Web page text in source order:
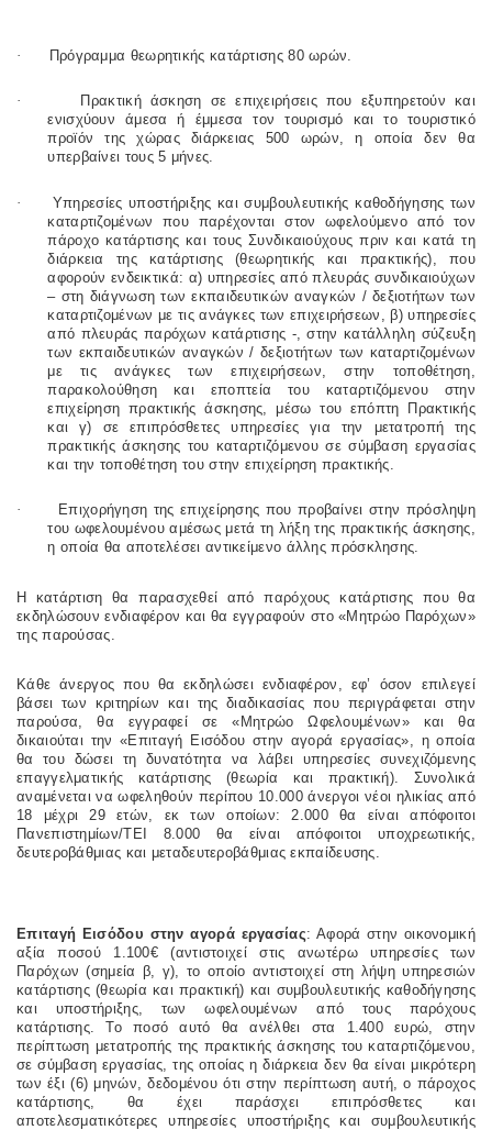
· Πρόγραμμα θεωρητικής κατάρτισης 80 ωρών.
·
Πρακτική άσκηση σε επιχειρήσεις που εξυπηρετούν και
ενισχύουν άμεσα ή έμμεσα τον τουρισμό και το τουριστικό
προϊόν της χώρας διάρκειας 500 ωρών, η οποία δεν θα
υπερβαίνει τους 5 μήνες.
·
Υπηρεσίες υποστήριξης και συμβουλευτικής καθοδήγησης των
καταρτιζομένων που παρέχονται στον ωφελούμενο από τον
πάροχο κατάρτισης και τους Συνδικαιούχους πριν και κατά τη
διάρκεια της κατάρτισης (θεωρητικής και πρακτικής), που
αφορούν ενδεικτικά: α) υπηρεσίες από πλευράς συνδικαιούχων
– στη διάγνωση των εκπαιδευτικών αναγκών / δεξιοτήτων των
καταρτιζομένων με τις ανάγκες των επιχειρήσεων, β) υπηρεσίες
από πλευράς παρόχων κατάρτισης -, στην κατάλληλη σύζευξη
των εκπαιδευτικών αναγκών / δεξιοτήτων των καταρτιζομένων
με τις ανάγκες των επιχειρήσεων, στην τοποθέτηση,
παρακολούθηση και εποπτεία του καταρτιζόμενου στην
επιχείρηση πρακτικής άσκησης, μέσω του επόπτη Πρακτικής
και γ) σε επιπρόσθετες υπηρεσίες για την μετατροπή της
πρακτικής άσκησης του καταρτιζόμενου σε σύμβαση εργασίας
και την τοποθέτηση του στην επιχείρηση πρακτικής.
·
Επιχορήγηση της επιχείρησης που προβαίνει στην πρόσληψη
του ωφελουμένου αμέσως μετά τη λήξη της πρακτικής άσκησης,
η οποία θα αποτελέσει αντικείμενο άλλης πρόσκλησης.
Η κατάρτιση θα παρασχεθεί από παρόχους κατάρτισης που θα
εκδηλώσουν ενδιαφέρον και θα εγγραφούν στο «Μητρώο Παρόχων»
της παρούσας.
Κάθε άνεργος που θα εκδηλώσει ενδιαφέρον, εφ’ όσον επιλεγεί
βάσει των κριτηρίων και της διαδικασίας που περιγράφεται στην
παρούσα, θα εγγραφεί σε «Μητρώο Ωφελουμένων» και θα
δικαιούται την «Επιταγή Εισόδου στην αγορά εργασίας», η οποία
θα του δώσει τη δυνατότητα να λάβει υπηρεσίες συνεχιζόμενης
επαγγελματικής κατάρτισης (θεωρία και πρακτική). Συνολικά
αναμένεται να ωφεληθούν περίπου 10.000 άνεργοι νέοι ηλικίας από
18 μέχρι 29 ετών, εκ των οποίων: 2.000 θα είναι απόφοιτοι
Πανεπιστημίων/ΤΕΙ 8.000 θα είναι απόφοιτοι υποχρεωτικής,
δευτεροβάθμιας και μεταδευτεροβάθμιας εκπαίδευσης.
Επιταγή Εισόδου στην αγορά εργασίας: Αφορά στην οικονομική
αξία ποσού 1.100€ (αντιστοιχεί στις ανωτέρω υπηρεσίες των
Παρόχων (σημεία β, γ), το οποίο αντιστοιχεί στη λήψη υπηρεσιών
κατάρτισης (θεωρία και πρακτική) και συμβουλευτικής καθοδήγησης
και υποστήριξης, των ωφελουμένων από τους παρόχους
κατάρτισης. Το ποσό αυτό θα ανέλθει στα 1.400 ευρώ, στην
περίπτωση μετατροπής της πρακτικής άσκησης του καταρτιζόμενου,
σε σύμβαση εργασίας, της οποίας η διάρκεια δεν θα είναι μικρότερη
των έξι (6) μηνών, δεδομένου ότι στην περίπτωση αυτή, ο πάροχος
κατάρτισης, θα έχει παράσχει επιπρόσθετες και
αποτελεσματικότερες υπηρεσίες υποστήριξης και συμβουλευτικής